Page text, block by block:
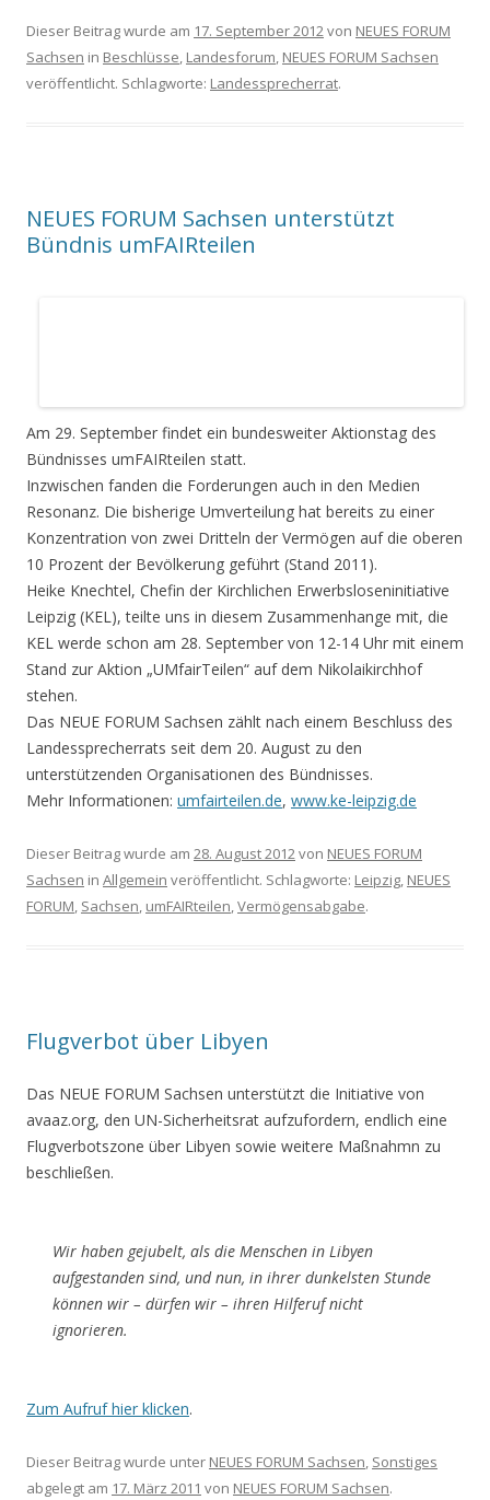
Dieser Beitrag wurde am 17. September 2012von NEUES FORUM
Sachsen in Beschlüsse, Landesforum, NEUES FORUM Sachsen
veröffentlicht. Schlagworte: Landessprecherrat.
NEUES FORUM Sachsen unterstützt
Bündnis umFAIRteilen
Am 29. September findet ein bundesweiter Aktionstag des
Bündnisses umFAIRteilen statt.
Inzwischen fanden die Forderungen auch in den Medien
Resonanz. Die bisherige Umverteilung hat bereits zu einer
Konzentration von zwei Dritteln der Vermögen auf die oberen
10 Prozent der Bevölkerung geführt (Stand 2011).
Heike Knechtel, Chefin der Kirchlichen Erwerbsloseninitiative
Leipzig (KEL), teilte uns in diesem Zusammenhange mit, die
KEL werde schon am 28. September von 12-14 Uhr mit einem
Stand zur Aktion „UMfairTeilen“ auf dem Nikolaikirchhof
stehen.
Das NEUE FORUM Sachsen zählt nach einem Beschluss des
Landessprecherrats seit dem 20. August zu den
unterstützenden Organisationen des Bündnisses.
Mehr Informationen: umfairteilen.de, www.ke-leipzig.de
Dieser Beitrag wurde am 28. August 2012von NEUES FORUM
Sachsen in Allgemein veröffentlicht. Schlagworte: Leipzig, NEUES
FORUM, Sachsen, umFAIRteilen,Vermögensabgabe.
Flugverbot über Libyen
Das NEUE FORUM Sachsen unterstützt die Initiative von
avaaz.org, den UN-Sicherheitsrat aufzufordern, endlich eine
Flugverbotszone über Libyen sowie weitere Maßnahmn zu
beschließen.
Wir haben gejubelt, als die Menschen in Libyen
aufgestanden sind, und nun, in ihrer dunkelsten Stunde
können wir – dürfen wir – ihren Hilferuf nicht
ignorieren.
Zum Aufruf hier klicken.
Dieser Beitrag wurde unter NEUES FORUM Sachsen, Sonstiges
abgelegt am 17. März 2011 von NEUES FORUM Sachsen.